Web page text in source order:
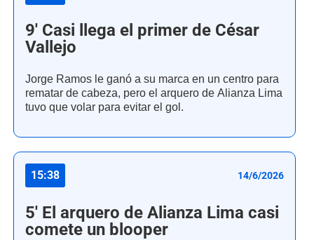
9' Casi llega el primer de César
Vallejo
Jorge Ramos le ganó a su marca en un centro para
rematar de cabeza, pero el arquero de Alianza Lima
tuvo que volar para evitar el gol.
15:38 14/6/2026
5' El arquero de Alianza Lima casi
comete un blooper